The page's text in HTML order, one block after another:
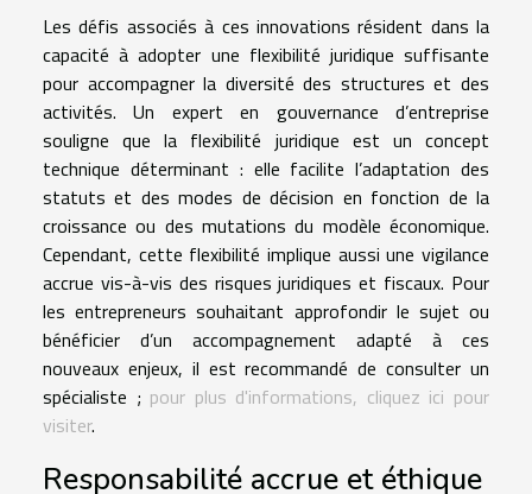
Les défis associés à ces innovations résident dans la
capacité à adopter une flexibilité juridique suffisante
pour accompagner la diversité des structures et des
activités. Un expert en gouvernance d’entreprise
souligne que la flexibilité juridique est un concept
technique déterminant : elle facilite l’adaptation des
statuts et des modes de décision en fonction de la
croissance ou des mutations du modèle économique.
Cependant, cette flexibilité implique aussi une vigilance
accrue vis-à-vis des risques juridiques et fiscaux. Pour
les entrepreneurs souhaitant approfondir le sujet ou
bénéficier d’un accompagnement adapté à ces
nouveaux enjeux, il est recommandé de consulter un
spécialiste ; pour plus d'informations, cliquez ici pour
visiter.
Responsabilité accrue et éthique